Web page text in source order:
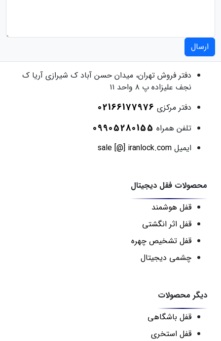
ارسال
دفتر فروش تهران، میدان حسن آباد ک شیرازی آریا ک
نجف علیزاده پ ۸ واحد ۱۱
دفتر مرکزی 02166177976
تلفن همراه 09905280155
ایمیل sale [@] iranlock.com
محصولات فقل دیجیتال
قفل هوشمند
قفل اثر انگشتی
قفل تشخیص چهره
چشمی دیجیتال
دیگر محصولات
قفل باشگاهی
قفل استخری